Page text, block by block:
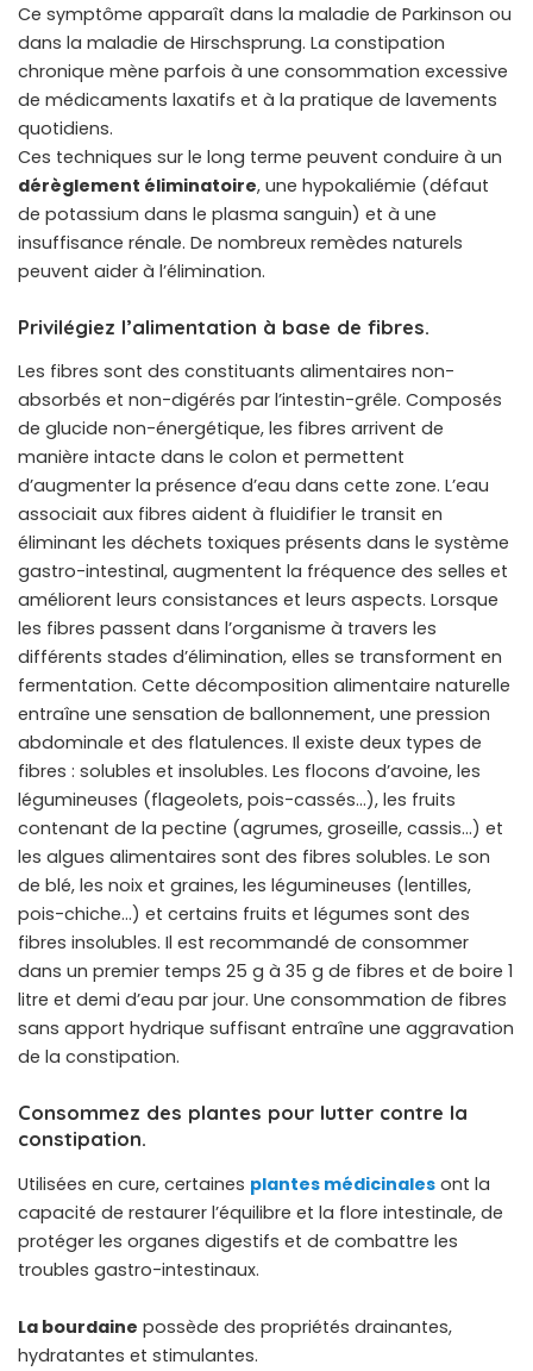
Ce symptôme apparaît dans la maladie de Parkinson ou
dans la maladie de Hirschsprung. La constipation
chronique mène parfois à une consommation excessive
de médicaments laxatifs et à la pratique de lavements
quotidiens.
Ces techniques sur le long terme peuvent conduire à un
dérèglement éliminatoire, une hypokaliémie (défaut
de potassium dans le plasma sanguin) et à une
insuffisance rénale. De nombreux remèdes naturels
peuvent aider à l’élimination.
Privilégiez l’alimentation à base de fibres.
Les fibres sont des constituants alimentaires non-
absorbés et non-digérés par l’intestin-grêle. Composés
de glucide non-énergétique, les fibres arrivent de
manière intacte dans le colon et permettent
d’augmenter la présence d’eau dans cette zone. L’eau
associait aux fibres aident à fluidifier le transit en
éliminant les déchets toxiques présents dans le système
gastro-intestinal, augmentent la fréquence des selles et
améliorent leurs consistances et leurs aspects. Lorsque
les fibres passent dans l’organisme à travers les
différents stades d’élimination, elles se transforment en
fermentation. Cette décomposition alimentaire naturelle
entraîne une sensation de ballonnement, une pression
abdominale et des flatulences. Il existe deux types de
fibres : solubles et insolubles. Les flocons d’avoine, les
légumineuses (flageolets, pois-cassés…), les fruits
contenant de la pectine (agrumes, groseille, cassis…) et
les algues alimentaires sont des fibres solubles. Le son
de blé, les noix et graines, les légumineuses (lentilles,
pois-chiche…) et certains fruits et légumes sont des
fibres insolubles. Il est recommandé de consommer
dans un premier temps 25 g à 35 g de fibres et de boire 1
litre et demi d’eau par jour. Une consommation de fibres
sans apport hydrique suffisant entraîne une aggravation
de la constipation.
Consommez des plantes pour lutter contre la
constipation.
Utilisées en cure, certaines plantes médicinales ont la
capacité de restaurer l’équilibre et la flore intestinale, de
protéger les organes digestifs et de combattre les
troubles gastro-intestinaux.
La bourdaine possède des propriétés drainantes,
hydratantes et stimulantes.